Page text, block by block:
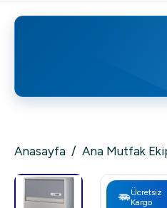
Anasayfa / Ana Mutfak
Ücretsiz
Kargo